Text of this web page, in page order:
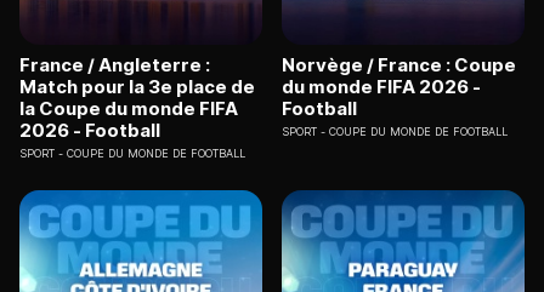
France / Angleterre :
Match pour la 3e place de
la Coupe du monde FIFA
2026 - Football
SPORT COUPE DU MONDE DE FOOTBALL
Norvège / France : Coupe
du monde FIFA 2026 -
Football
SPORT COUPE DU MONDE DE FOOTBALL